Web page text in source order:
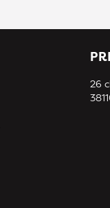
26